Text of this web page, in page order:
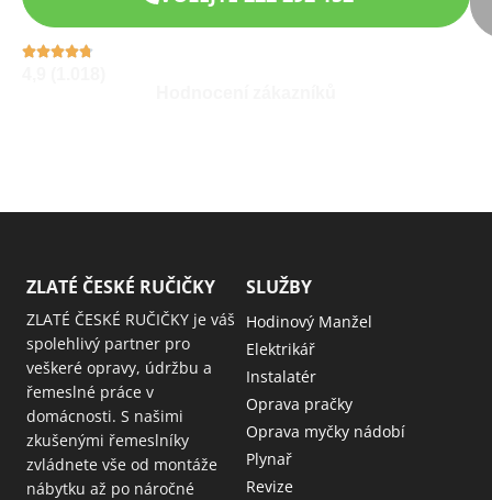
ZLATÉ ČESKÉ RUČIČKY
ZLATÉ ČESKÉ RUČIČKY je váš
spolehlivý partner pro
veškeré opravy, údržbu a
řemeslné práce v
domácnosti. S našimi
zkušenými řemeslníky
zvládnete vše od montáže
nábytku až po náročné
SLUŽBY
Hodinový Manžel
Elektrikář
Instalatér
Oprava pračky
Oprava myčky nádobí
Plynař
Revize